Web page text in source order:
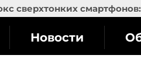
сверхтонких
Новости